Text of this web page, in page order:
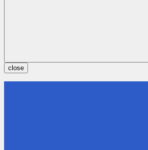
close